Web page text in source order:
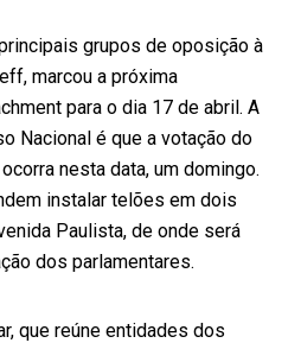
grupos de oposição à
marcou a próxima
para o dia 17 de abril. A
Nacional é que a votação do
nesta data, um domingo.
instalar telões em dois
Paulista, de onde será
dos parlamentares.
que reúne entidades dos